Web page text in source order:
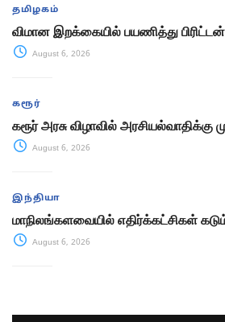
தமிழகம்
விமான இறக்கையில் பயணித்து
August 6, 2026
கரூர்
கரூர் அரசு விழாவில் அரசியல்வாதிக்கு
August 6, 2026
இந்தியா
மாநிலங்களவையில் எதிர்க்கட்சிகள்
August 6, 2026